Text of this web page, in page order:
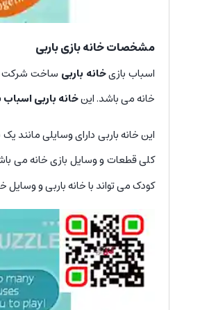
مشخصات خانه بازی باربی
اسباب بازیخانه باربی
خانه می باشد. اینخانه باربی اسباب
کلی قطعات و وسایل بازی خانه می
کودک می تواند با خانه باربی و